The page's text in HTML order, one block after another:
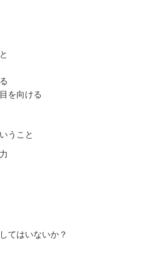
を向ける
うこと
てはいないか？